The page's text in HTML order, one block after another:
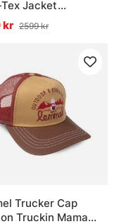
Jacket
Camo
Anchor
kr 2599 kr
Trucker Cap
Truckin Mama